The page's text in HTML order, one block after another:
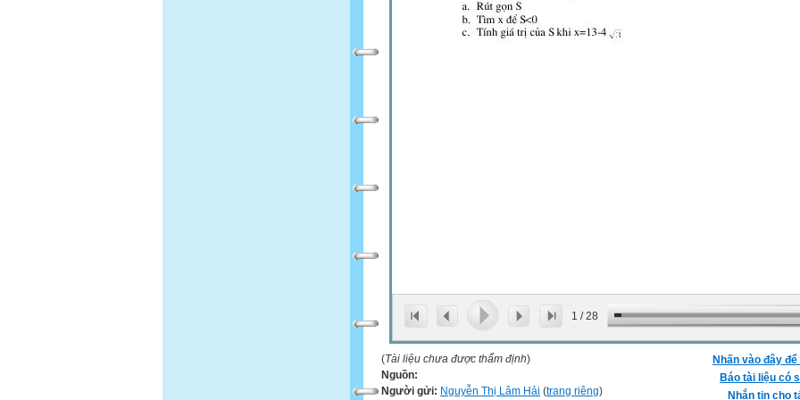
1 /28
Nhấn vào đây
Báo tài liệu có
Nhắn tin cho
(Tài liệu chưa được thẩm định)
Nguồn:
Người gửi: Nguyễn Thị Lâm Hải (trang riêng)